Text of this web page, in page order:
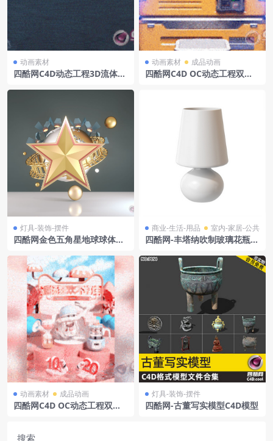
动画素材
四酷网C4D动态工程3D流体动
动画素材 成品动画
四酷网C4D OC动态工程双十
灯具-装饰-摆件
四酷网金色五角星地球球体金
商业-生活-用品 室内-家居-公共
四酷网-丰塔纳吹制玻璃花瓶子
动画素材 成品动画
四酷网C4D OC动态工程双十
灯具-装饰-摆件
四酷网-古董写实模型C4D模型
搜索